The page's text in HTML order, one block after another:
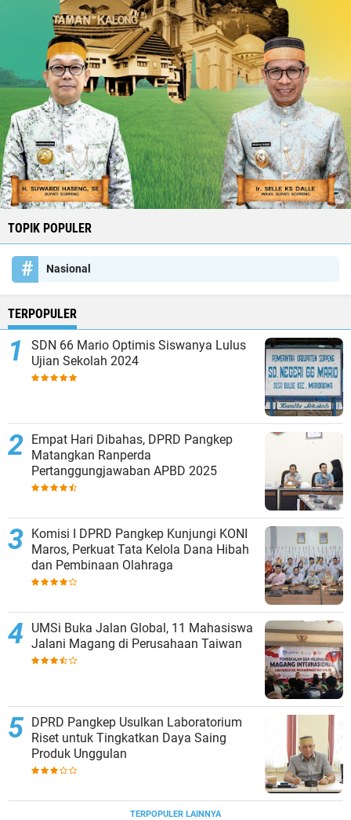
TOPIK POPULER
Nasional
TERPOPULER
SDN 66 Mario Optimis Siswanya Lulus
Ujian Sekolah 2024
Empat Hari Dibahas, DPRD Pangkep
Matangkan Ranperda
Pertanggungjawaban APBD 2025
Komisi I DPRD Pangkep Kunjungi KONI
Maros, Perkuat Tata Kelola Dana Hibah
dan Pembinaan Olahraga
UMSi Buka Jalan Global, 11 Mahasiswa
Jalani Magang di Perusahaan Taiwan
DPRD Pangkep Usulkan Laboratorium
Riset untuk Tingkatkan Daya Saing
Produk Unggulan
TERPOPULER LAINNYA